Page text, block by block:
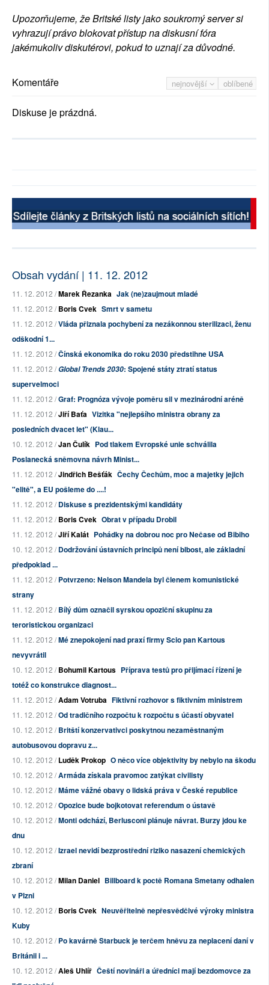
Upozorňujeme, že Britské listy jako soukromý server si
vyhrazují právo blokovat přístup na diskusní fóra
jakémukoliv diskutérovi, pokud to uznají za důvodné.
nejnovější oblíbené
Komentáře
Diskuse je prázdná.
Obsah vydání | 11. 12. 2012
11. 12. 2012 /Marek Řezanka Jak (ne)zaujmout mladé
11. 12. 2012 /Boris Cvek Smrt v sametu
11. 12. 2012 /Vláda přiznala pochybení za nezákonnou sterilizaci, ženu
odškodní 1...
11. 12. 2012 /Čínská ekonomika do roku 2030 předstihne USA
11. 12. 2012 /Global Trends 2030: Spojené státy ztratí status
supervelmoci
11. 12. 2012 /Graf: Prognóza vývoje poměru sil v mezinárodní aréně
11. 12. 2012 /Jiří Baťa Vizitka "nejlepšího ministra obrany za
posledních dvacet let" (Klau...
10. 12. 2012 /Jan Čulík Pod tlakem Evropské unie schválila
Poslanecká sněmovna návrh Minist...
11. 12. 2012 /Jindřich Bešťák Čechy Čechům, moc a majetky jejich
"elitě", a EU pošleme do ....!
11. 12. 2012 /Diskuse s prezidentskými kandidáty
11. 12. 2012 /Boris Cvek Obrat v případu Drobil
11. 12. 2012 /Jiří Kalát Pohádky na dobrou noc pro Nečase od Bibiho
10. 12. 2012 /Dodržování ústavních principů není blbost, ale základní
předpoklad ...
11. 12. 2012 /Potvrzeno: Nelson Mandela byl členem komunistické
strany
11. 12. 2012 /Bílý dům označil syrskou opoziční skupinu za
teroristickou organizaci
11. 12. 2012 /Mé znepokojení nad praxí firmy Scio pan Kartous
nevyvrátil
10. 12. 2012 /Bohumil Kartous Příprava testů pro přijímací řízení je
totéž co konstrukce diagnost...
11. 12. 2012 /Adam Votruba Fiktivní rozhovor s fiktivním ministrem
11. 12. 2012 /Od tradičního rozpočtu k rozpočtu s účastí obyvatel
10. 12. 2012 /Britští konzervativci poskytnou nezaměstnaným
autobusovou dopravu z...
10. 12. 2012 /Luděk Prokop O něco více objektivity by nebylo na škodu
10. 12. 2012 /Armáda získala pravomoc zatýkat civilisty
10. 12. 2012 /Máme vážné obavy o lidská práva v České republice
10. 12. 2012 /Opozice bude bojkotovat referendum o ústavě
10. 12. 2012 /Monti odchází, Berlusconi plánuje návrat. Burzy jdou ke
dnu
10. 12. 2012 /Izrael nevidí bezprostřední riziko nasazení chemických
zbraní
10. 12. 2012 /Milan Daniel Billboard k poctě Romana Smetany odhalen
v Plzni
10. 12. 2012 /Boris Cvek Neuvěřitelně nepřesvědčivé výroky ministra
Kuby
10. 12. 2012 /Po kavárně Starbuck je terčem hněvu za neplacení daní v
Británii i ...
10. 12. 2012 /Aleš Uhlíř Čeští novináři a úředníci mají bezdomovce za